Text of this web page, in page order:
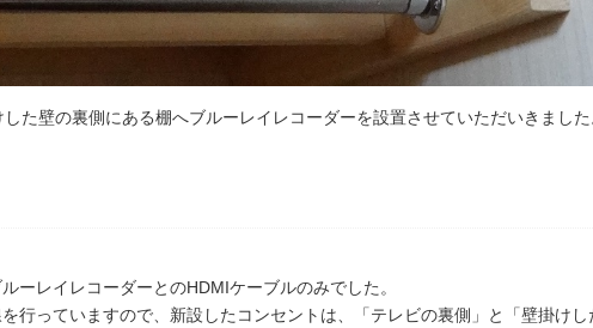
た壁の裏側にある棚へブルーレイレコーダーを設置させていただいきました
ーレイレコーダーとのHDMIケーブルのみでした。
行っていますので、新設したコンセントは、「テレビの裏側」と「壁掛けし